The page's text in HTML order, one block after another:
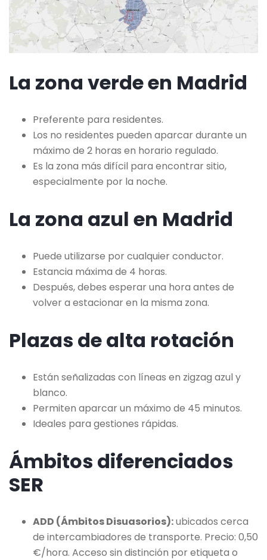
La zona verde en Madrid
Preferente para residentes.
Los no residentes pueden aparcar durante un
máximo de 2 horas en horario regulado.
Es la zona más difícil para encontrar sitio,
especialmente por la noche.
La zona azul en Madrid
Puede utilizarse por cualquier conductor.
Estancia máxima de 4 horas.
Después, debes esperar una hora antes de
volver a estacionar en la misma zona.
Plazas de alta rotación
Están señalizadas con líneas en zigzag azul y
blanco.
Permiten aparcar un máximo de 45 minutos.
Ideales para gestiones rápidas.
Ámbitos diferenciados
SER
ADD (Ámbitos Disuasorios):ubicados cerca
de intercambiadores de transporte. Precio: 0,50
€/hora. Acceso sin distinción por etiqueta o